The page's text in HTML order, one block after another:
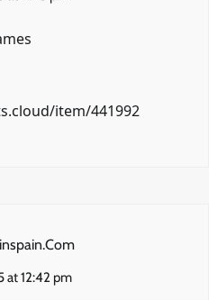
item/441992
at 12:42 pm